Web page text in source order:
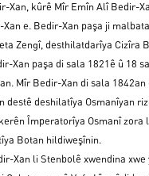
Xan, kûrê Mîr Emîn Alî Bedir-
e. Bedir-Xan paşa ji
Zengî, desthilatdarîya Cizîra
Xan paşa di sala 1821ê û 18
Mîr Bedir-Xan di sala
destê deshilatîya Osmanîyan
Împeratorîya Osmanî
Botan hildiweşînin.
Xan li Stenbolê xwendina